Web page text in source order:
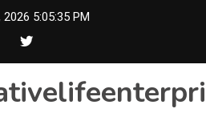
2026 5:05:36 PM